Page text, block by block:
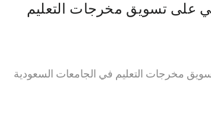
على تسويق مخرجات التعليم
تسويق مخرجات التعليم في الجامعات السعودية